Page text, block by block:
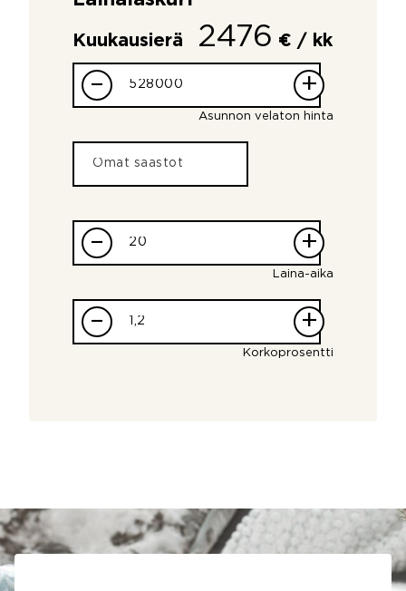
Kuukausierä 2476 € / kk
– +
Asunnon velaton hinta
– +
Laina-aika
– +
Korkoprosentti